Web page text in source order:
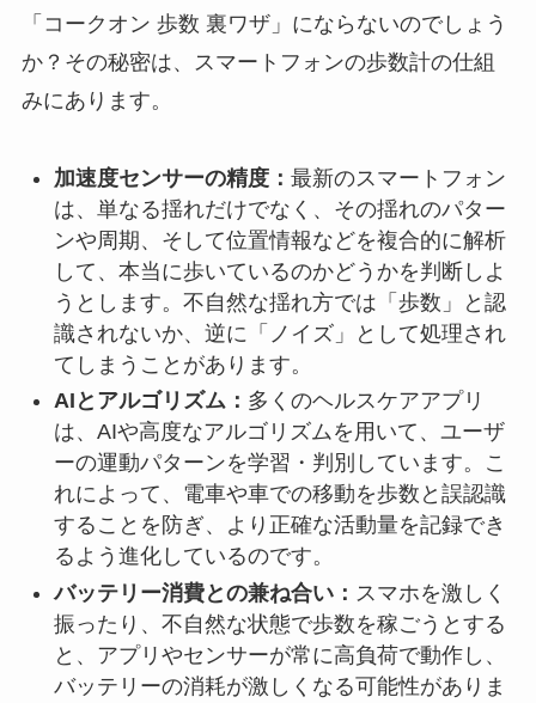
「コークオン 歩数 裏ワザ」にならないのでしょう
か？その秘密は、スマートフォンの歩数計の仕組
みにあります。
加速度センサーの精度： 最新のスマートフォン
は、単なる揺れだけでなく、その揺れのパター
ンや周期、そして位置情報などを複合的に解析
して、本当に歩いているのかどうかを判断しよ
うとします。不自然な揺れ方では「歩数」と認
識されないか、逆に「ノイズ」として処理され
てしまうことがあります。
AIとアルゴリズム： 多くのヘルスケアアプリ
は、AIや高度なアルゴリズムを用いて、ユーザ
ーの運動パターンを学習・判別しています。こ
れによって、電車や車での移動を歩数と誤認識
することを防ぎ、より正確な活動量を記録でき
るよう進化しているのです。
バッテリー消費との兼ね合い： スマホを激しく
振ったり、不自然な状態で歩数を稼ごうとする
と、アプリやセンサーが常に高負荷で動作し、
バッテリーの消耗が激しくなる可能性がありま